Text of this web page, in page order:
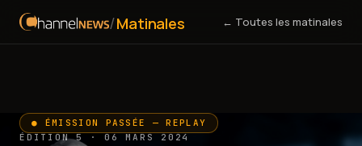
/Matinales ← Toutes les matinales
● ÉMISSION PASSÉE — REPLAY
ÉDITION 5 · 06 MARS 2024